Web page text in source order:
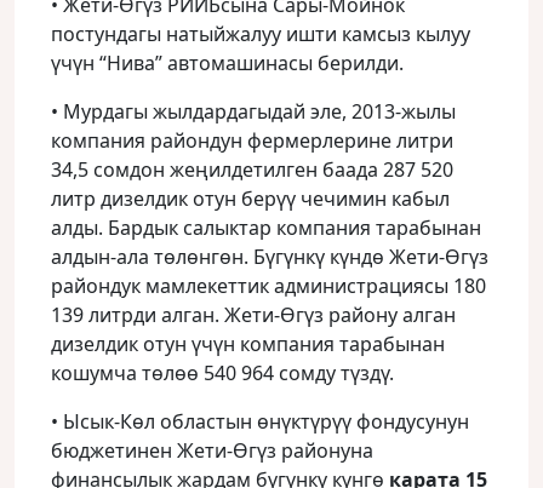
постундагы натыйжалуу ишти камсыз кылуу
үчүн “Нива” автомашинасы берилди.
• Мурдагы жылдардагыдай эле, 2013-жылы
компания райондун фермерлерине литри
34,5 сомдон жеңилдетилген баада 287 520
литр дизелдик отун берүү чечимин кабыл
алды. Бардык салыктар компания тарабынан
алдын-ала төлөнгөн. Бүгүнкү күндө Жети-Өгүз
райондук мамлекеттик администрациясы 180
139 литрди алган. Жети-Өгүз району алган
дизелдик отун үчүн компания тарабынан
кошумча төлөө 540 964 сомду түздү.
• Ысык-Көл областын өнүктүрүү фондусунун
бюджетинен Жети-Өгүз районуна
финансылык жардам бүгүнкү күнгө карата 15